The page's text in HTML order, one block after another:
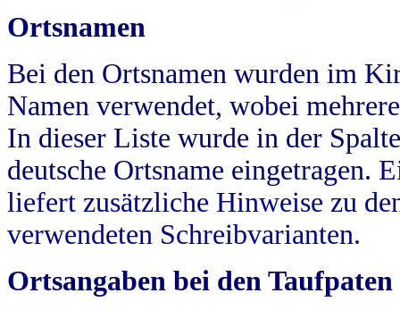
Ortsnamen
Bei den Ortsnamen wurden im
Namen verwendet, wobei
In dieser Liste wurde in der
deutsche Ortsname eingetragen.
liefert zusätzliche Hinweise zu
verwendeten Schreibvarianten.
Ortsangaben bei den Taufpaten